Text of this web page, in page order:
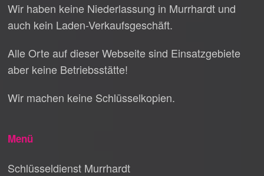
Wir haben keine Niederlassung in Murrhardt und
auch kein Laden-Verkaufsgeschäft.
Alle Orte auf dieser Webseite sind Einsatzgebiete
aber keine Betriebsstätte!
Wir machen keine Schlüsselkopien.
Menü
Schlüsseldienst Murrhardt